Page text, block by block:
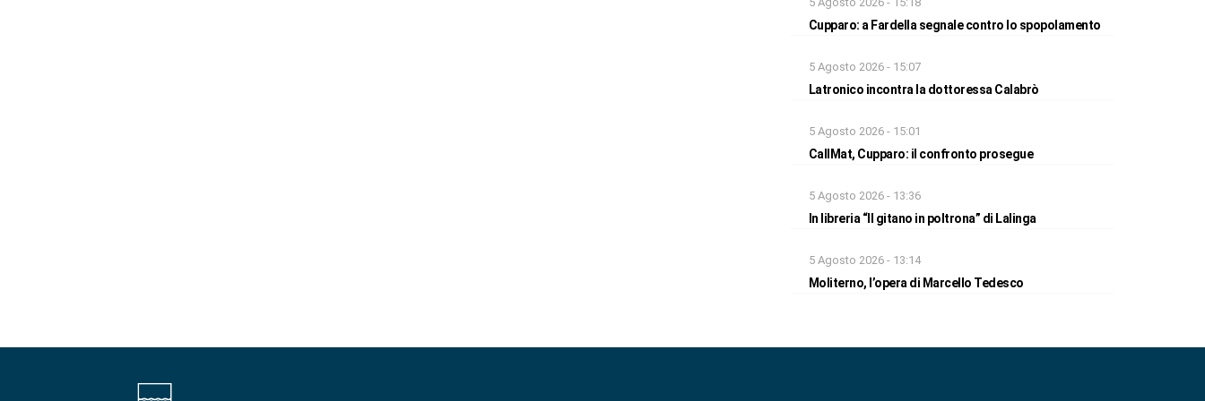
Cupparo: a Fardella segnale contro lo spopolamento
5 Agosto 2026 - 15:07
Latronico incontra la dottoressa Calabrò
5 Agosto 2026 - 15:01
CallMat, Cupparo: il confronto prosegue
5 Agosto 2026 - 13:36
In libreria “Il gitano in poltrona” di Lalinga
5 Agosto 2026 - 13:14
Moliterno, l’opera di Marcello Tedesco